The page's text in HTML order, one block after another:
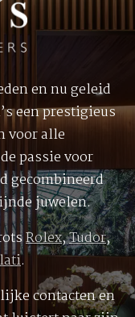
en nu geleid
een prestigieus
voor alle
passie voor
gecombineerd
juwelen.
Rolex,Tudor,
.
contacten en